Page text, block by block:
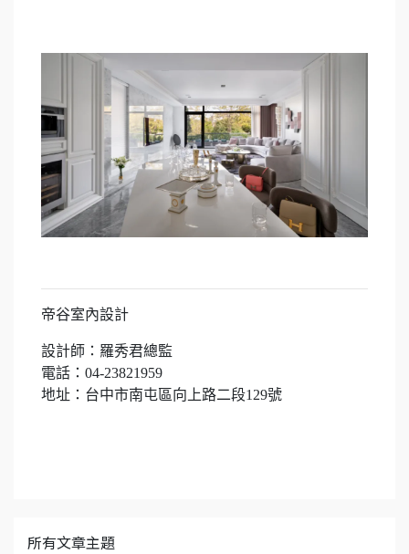
帝谷室內設計
設計師：羅秀君總監
電話：04-23821959
地址：台中市南屯區向上路二段129號
所有文章主題